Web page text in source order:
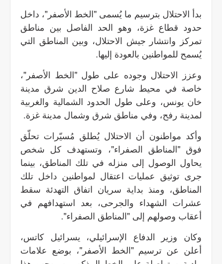
بدأ الاحتلال بترسيم ما يُسمى "الخط الأصفر"، داخل
حدود قطاع غزة، وهو الحد الفاصل بين مناطق
تمركز وانتشار جيش الاحتلال، وبين المناطق التي
يُسمح للمواطنين بالعودة إليها.
وعزز الاحتلال وجوده على طول "الخط الأصفر"،
خاصة في محيط شارع صلاح الدين شرق مدينة
خان يونس، وعلى طول الحدود الشمالية والغربية
لمدينة رفح، وفي مناطق شرق وشمال مدينة غزة.
وأكد مواطنون أن الاحتلال يُطلق مُسيّرات تحلّق
فوق "المناطق الصفراء"، وتستهدف كل شخص
يحاول الوصول إلى منزله في تلك المناطق، بينما
جرى توثيق عمليات اعتقال لمواطنين داخل تلك
المناطق، ومنذ بداية سريان اتفاق التهدئة سقط
عشرات الشهداء والجرحى، بعد استهدافهم في
أعقاب وصولهم إلى "المناطق الصفراء".
وكان وزير الدفاع الإسرائيلي، يسرائيل كاتس،
أعلن عن ترسيم "الخط الأصفر"، بوضع علامات